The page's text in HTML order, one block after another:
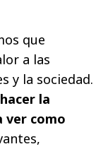
que
a las
y la sociedad.
hacer la
ver como